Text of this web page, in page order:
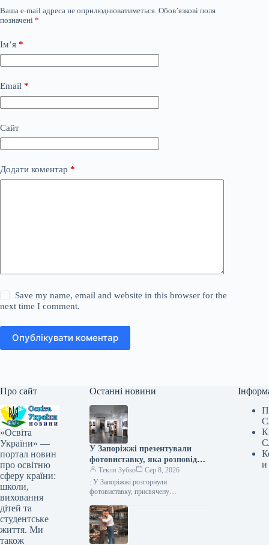
Ваша e-mail адреса не оприлюднюватиметься. Обов’язкові поля
позначені *
Ім’я *
Email *
Сайт
Додати коментар *
Save my name, email and website in this browser for the
next time I comment.
Опублікувати коментар
Про сайт
«Освіта
України» —
портал новин
про освітню
сферу країни:
школи,
виховання
дітей та
студентське
життя. Ми
також
Останні новини
У Запоріжжі презентували
фотовиставку, яка розповідає
про білоруський батальйон,
що захищає Україну.
Текля Зубко
Сер 8, 2026
: У Запоріжжі розгорнули
фотовиставку, присвячену
обороняє Україну Фото 08.08.2026
17:40 Укрінформ У Запоріжжі
відбулося відкриття фотовиставки,…
и